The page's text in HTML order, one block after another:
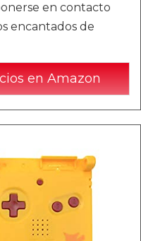
en contacto
encantados de
en Amazon